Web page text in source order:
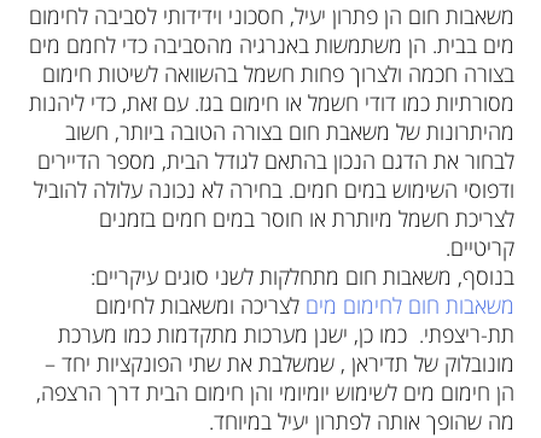
משאבות חום הן פתרון יעיל, חסכוני וידידותי לסביבה לחימום
מים בבית. הן משתמשות באנרגיה מהסביבה כדי לחמם מים
בצורה חכמה ולצרוך פחות חשמל בהשוואה לשיטות חימום
מסורתיות כמו דודי חשמל או חימום בגז. עם זאת, כדי ליהנות
מהיתרונות של משאבת חום בצורה הטובה ביותר, חשוב
לבחור את הדגם הנכון בהתאם לגודל הבית, מספר הדיירים
ודפוסי השימוש במים חמים. בחירה לא נכונה עלולה להוביל
לצריכת חשמל מיותרת או חוסר במים חמים בזמנים
קריטיים.
בנוסף, משאבות חום מתחלקות לשני סוגים עיקריים:
משאבות חום לחימום מים לצריכה ומשאבות לחימום
תת-ריצפתי. כמו כן, ישנן מערכות מתקדמות כמו מערכת
מונובלוק של תדיראן , שמשלבת את שתי הפונקציות יחד –
הן חימום מים לשימוש יומיומי והן חימום הבית דרך הרצפה,
מה שהופך אותה לפתרון יעיל במיוחד.